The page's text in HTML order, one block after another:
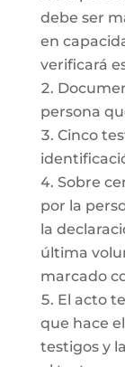
debe ser
en
verificará
persona
Cinco
Sobre
por la
la
última
marcado
El acto
que hace
testigos y